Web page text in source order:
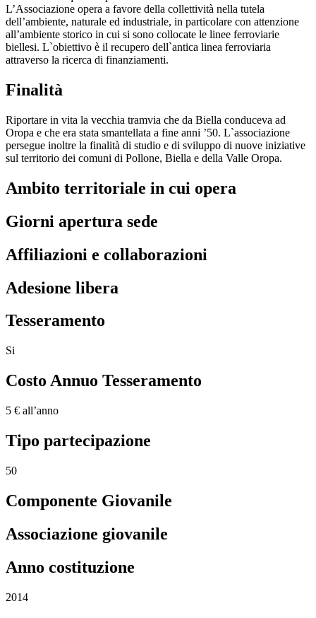
L’Associazione opera a favore della collettività nella tutela
dell’ambiente, naturale ed industriale, in particolare con attenzione
all’ambiente storico in cui si sono collocate le linee ferroviarie
biellesi. L`obiettivo è il recupero dell`antica linea ferroviaria
attraverso la ricerca di finanziamenti.
Finalità
Riportare in vita la vecchia tramvia che da Biella conduceva ad
Oropa e che era stata smantellata a fine anni ’50. L`associazione
persegue inoltre la finalità di studio e di sviluppo di nuove iniziative
sul territorio dei comuni di Pollone, Biella e della Valle Oropa.
Ambito territoriale in cui opera
Giorni apertura sede
Affiliazioni e collaborazioni
Adesione libera
Tesseramento
Si
Costo Annuo Tesseramento
5 € all’anno
Tipo partecipazione
50
Componente Giovanile
Associazione giovanile
Anno costituzione
2014